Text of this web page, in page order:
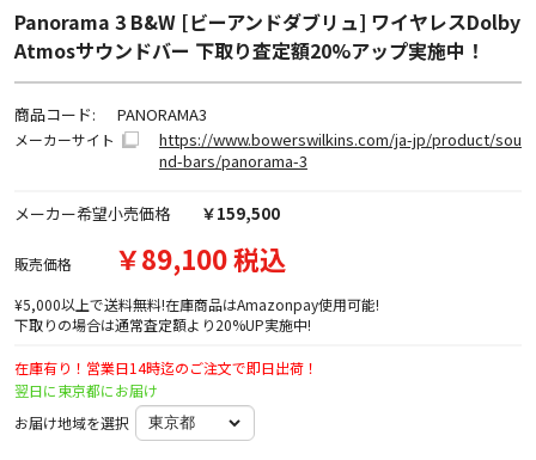
Panorama 3 B&W [ビーアンドダブリュ] ワイヤレスDolby
Atmosサウンドバー 下取り査定額20%アップ実施中！
商品コード: PANORAMA3
メーカーサイト
https://www.bowerswilkins.com/ja-jp/product/sou
nd-bars/panorama-3
メーカー希望小売価格 ￥159,500
販売価格 ￥89,100 税込
¥5,000以上で送料無料!在庫商品はAmazonpay使用可能!
下取りの場合は通常査定額より20%UP実施中!
在庫有り！営業日14時迄のご注文で即日出荷！
翌日に東京都にお届け
お届け地域を選択